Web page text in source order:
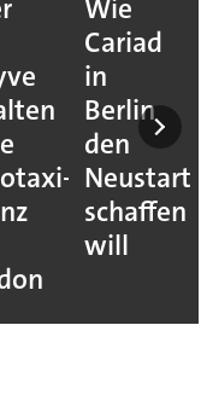
Wie
Cariad
in
Berlin
den
Neustart
schaffen
will